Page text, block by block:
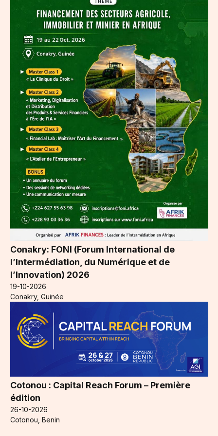
Conakry: FONI (Forum International de
l’Intermédiation, du Numérique et de
l’Innovation) 2026
19-10-2026
Conakry, Guinée
Cotonou : Capital Reach Forum – Première
édition
26-10-2026
Cotonou, Benin